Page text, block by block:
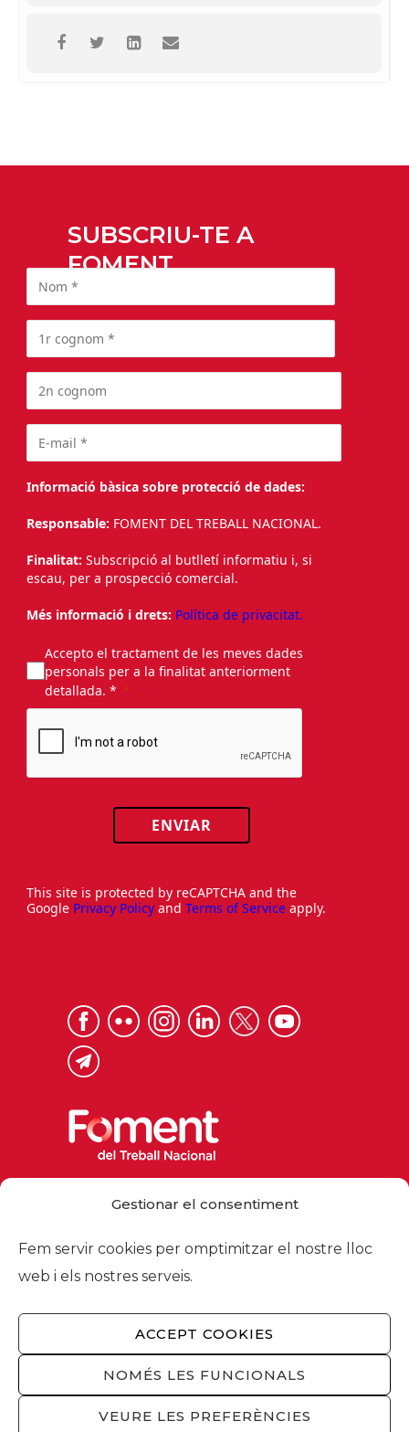
Gestionar el consentiment
Fem servir cookies per omptimitzar el nostre lloc
web i els nostres serveis.
ACCEPT COOKIES
NOMÉS LES FUNCIONALS
VEURE LES PREFERÈNCIES
SUBSCRIU-TE A
FOMENT
Informació bàsica sobre protecció de dades:
Responsable: FOMENT DEL TREBALL NACIONAL.
Finalitat: Subscripció al butlletí informatiu i, si
escau, per a prospecció comercial.
Més informació i drets: Política de privacitat.
Accepto el tractament de les meves dades
personals per a la finalitat anteriorment
detallada. *
ENVIAR
This site is protected by reCAPTCHA and the
Google Privacy Policy and Terms of Service apply.
foment@foment.com
© 2026 - Foment del Treball Nacional
Nosaltres
privacitat/ Política cookies/Privacitat